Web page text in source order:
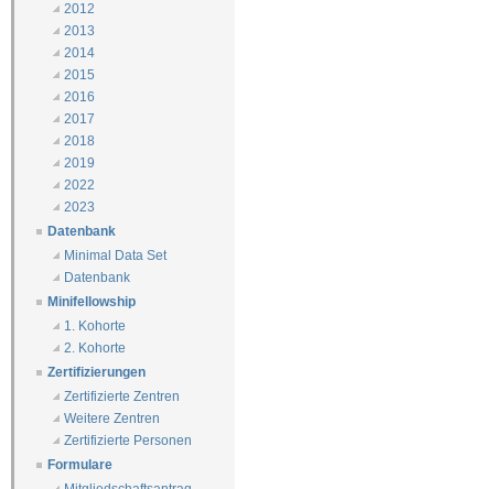
2012
2013
2014
2015
2016
2017
2018
2019
2022
2023
Datenbank
Minimal Data Set
Datenbank
Minifellowship
1. Kohorte
2. Kohorte
Zertifizierungen
Zertifizierte Zentren
Weitere Zentren
Zertifizierte Personen
Formulare